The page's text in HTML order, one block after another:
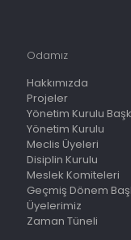
Odamız
Hakkımızda
Projeler
Yönetim Kurulu
Yönetim Kurulu
Meclis Üyeleri
Disiplin Kurulu
Meslek Komiteleri
Geçmiş Dönem
Üyelerimiz
Zaman Tüneli